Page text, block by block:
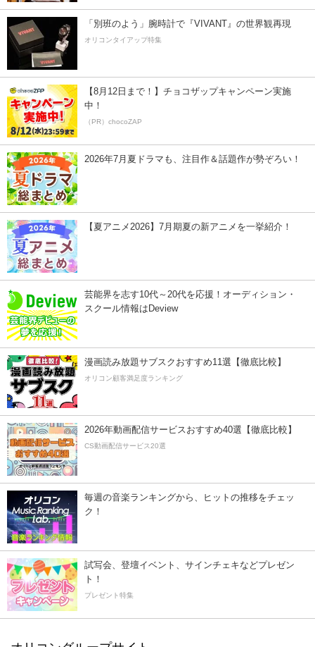
「別班のよう」腕時計で『VIVANT』の世界観再現
オリコンタイアップ特集
【8月12日まで！】チョコザップキャンペーン実施
中！
（PR）chocoZAP
2026年7月夏ドラマも、注目作＆話題作が勢ぞろい！
【夏アニメ2026】7月期夏の新アニメを一挙紹介！
芸能界を志す10代～20代を応援！オーディション・
スクール情報はDeview
漫画読み放題サブスクおすすめ11選【徹底比較】
オリコン顧客満足度ランキング
2026年動画配信サービスおすすめ40選【徹底比較】
CS動画配信サービス20選
毎週の音楽ランキングから、ヒットの推移をチェッ
ク！
試写会、登壇イベント、サインチェキなどプレゼン
ト！
プレゼント特集